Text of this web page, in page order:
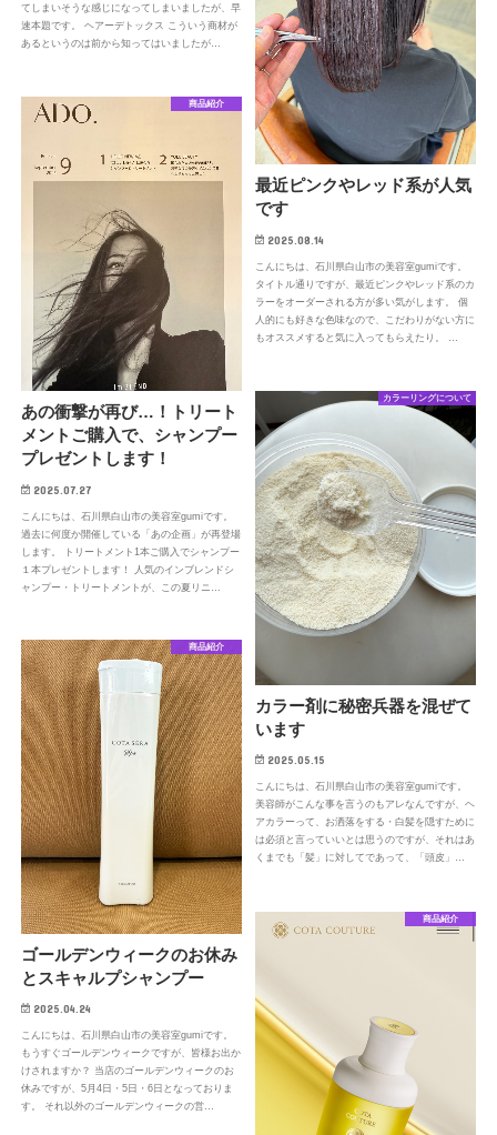
てしまいそうな感じになってしまいましたが、早
速本題です。 ヘアーデトックス こういう商材が
あるというのは前から知ってはいましたが…
最近ピンクやレッド系が人気
です
2025.08.14
こんにちは、石川県白山市の美容室gumiです。
タイトル通りですが、最近ピンクやレッド系のカ
ラーをオーダーされる方が多い気がします。 個
人的にも好きな色味なので、こだわりがない方に
もオススメすると気に入ってもらえたり。 …
商品紹介
あの衝撃が再び…！トリート
メントご購入で、シャンプー
プレゼントします！
2025.07.27
こんにちは、石川県白山市の美容室gumiです。
過去に何度か開催している「あの企画」が再登場
します。 トリートメント1本ご購入でシャンプー
１本プレゼントします！ 人気のインブレンドシ
ャンプー・トリートメントが、この夏リニ…
カラーリングについて
カラー剤に秘密兵器を混ぜて
います
2025.05.15
こんにちは、石川県白山市の美容室gumiです。
美容師がこんな事を言うのもアレなんですが、ヘ
アカラーって、お洒落をする・白髪を隠すために
は必須と言っていいとは思うのですが、それはあ
くまでも「髪」に対してであって、「頭皮」…
商品紹介
ゴールデンウィークのお休み
とスキャルプシャンプー
2025.04.24
こんにちは、石川県白山市の美容室gumiです。
もうすぐゴールデンウィークですが、皆様お出か
けされますか？ 当店のゴールデンウィークのお
休みですが、5月4日・5日・6日となっておりま
す。 それ以外のゴールデンウィークの営…
商品紹介